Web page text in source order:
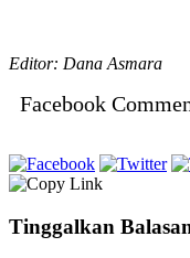
Editor: Dana Asmara
Facebook
Tinggalkan